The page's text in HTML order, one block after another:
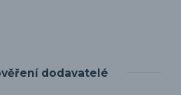
dodavatelé